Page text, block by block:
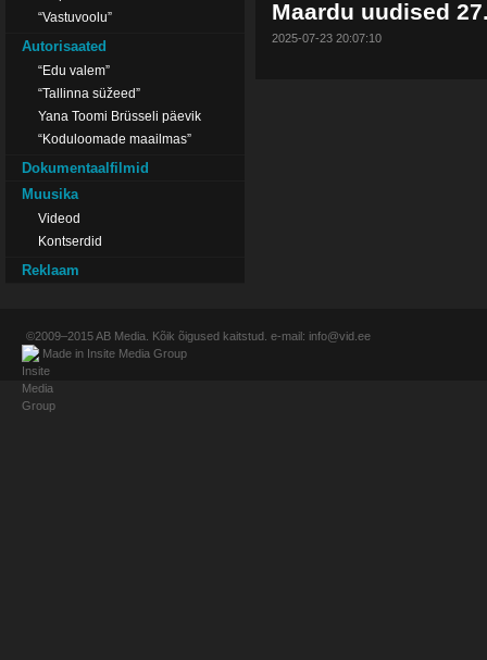
“Vastuvoolu”
Autorisaated
“Edu valem”
“Tallinna süžeed”
Yana Toomi Brüsseli päevik
“Koduloomade maailmas”
Dokumentaalfilmid
Muusika
Videod
Kontserdid
Reklaam
Maardu uudised
2025-07-23 20:07:10
©2009–2015AB Media . Kõik õigused kaitstud. e-mail: info@vid.ee
Made in Insite Media Group